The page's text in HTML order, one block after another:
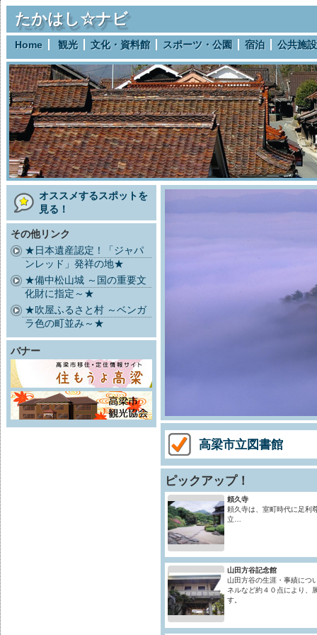
たかはし☆ナビ
Home 観光 文化・資料館 スポーツ・公園 宿泊 公共施設
オススメするスポットを
見る！
その他リンク
★日本遺産認定！「ジャパ
ンレッド」発祥の地★
★備中松山城 ～国の重要文
化財に指定～★
★吹屋ふるさと村 ～ベンガ
ラ色の町並み～★
バナー
高梁市立図書館
ピックアップ！
頼久寺
頼久寺は、室町時代に足利
立…
山田方谷記念館
山田方谷の生涯・事績につ
ネルなど約４０点により、
す。